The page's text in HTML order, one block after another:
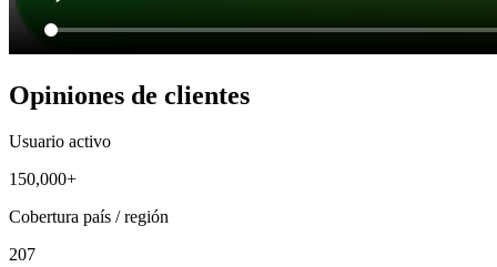
Opiniones de clientes
Usuario activo
150,000+
Cobertura país / región
207